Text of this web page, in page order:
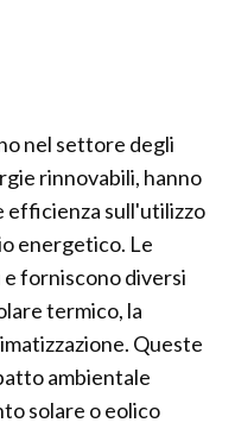
nel settore degli
rinnovabili, hanno
efficienza sull'utilizzo
energetico. Le
forniscono diversi
termico, la
Queste
ambientale
solare o eolico